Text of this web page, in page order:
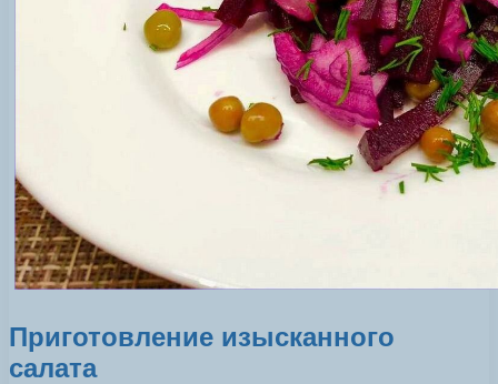
Приготовление изысканного
салата